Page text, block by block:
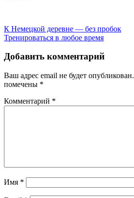
Навигация
по
записям
К Немецкой деревне — без пробок
Тренироваться в любое время
Добавить комментарий
Ваш адрес email не будет опубликован.
помечены *
Комментарий *
Имя *